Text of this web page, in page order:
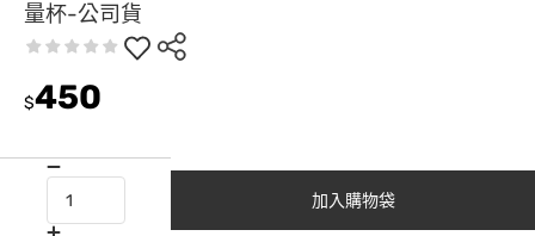
量杯-公司貨
$450
加入購物袋